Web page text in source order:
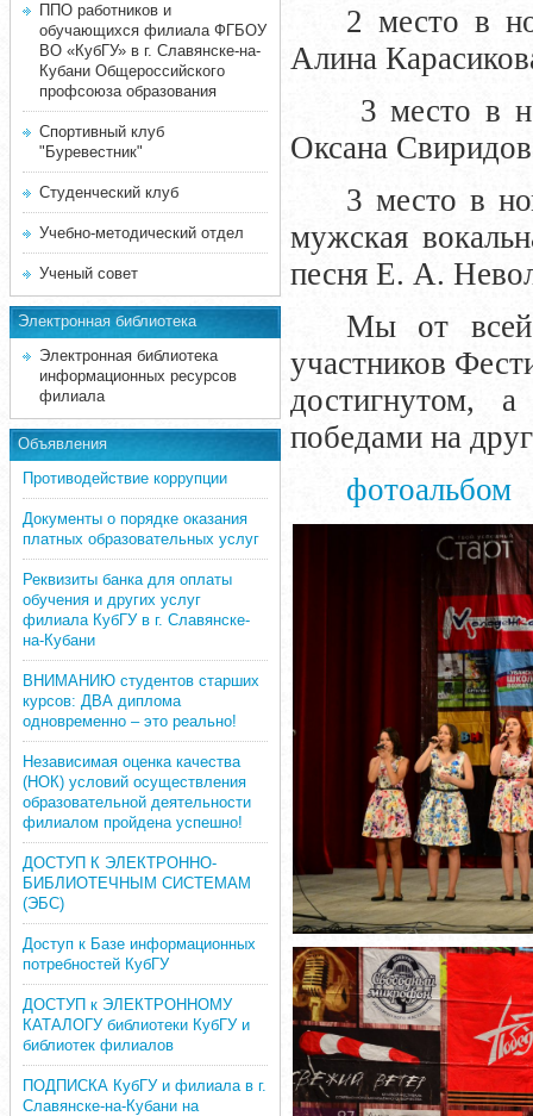
ППО работников и
обучающихся филиала ФГБОУ
ВО «КубГУ» в г. Славянске-на-
Кубани Общероссийского
профсоюза образования
Спортивный клуб
"Буревестник"
Студенческий клуб
Учебно-методический отдел
Ученый совет
Электронная библиотека
Электронная библиотека
информационных ресурсов
филиала
Объявления
Противодействие коррупции
Документы о порядке оказания
платных образовательных услуг
Реквизиты банка для оплаты
обучения и других услуг
филиала КубГУ в г. Славянске-
на-Кубани
ВНИМАНИЮ студентов старших
курсов: ДВА диплома
одновременно – это реально!
Независимая оценка качества
(НОК) условий осуществления
образовательной деятельности
филиалом пройдена успешно!
ДОСТУП К ЭЛЕКТРОННО-
БИБЛИОТЕЧНЫМ СИСТЕМАМ
(ЭБС)
Доступ к Базе информационных
потребностей КубГУ
ДОСТУП к ЭЛЕКТРОННОМУ
КАТАЛОГУ библиотеки КубГУ и
библиотек филиалов
ПОДПИСКА КубГУ и филиала в г.
Славянске-на-Кубани на
2 место в
Алина
3 место в
Оксана
3 место в
мужская
песня Е. А.
Мы от всей
участников
достигнутом,
победами на
фотоальбом